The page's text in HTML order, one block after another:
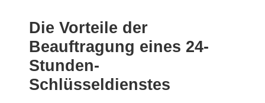
Die Vorteile der
Beauftragung eines 24-
Stunden-
Schlüsseldienstes